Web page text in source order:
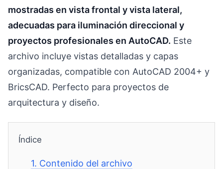
mostradas en vista frontal y vista lateral,
adecuadas para iluminación direccional y
proyectos profesionales en AutoCAD. Este
archivo incluye vistas detalladas y capas
organizadas, compatible con AutoCAD 2004+ y
BricsCAD. Perfecto para proyectos de
arquitectura y diseño.
Índice
1. Contenido del archivo